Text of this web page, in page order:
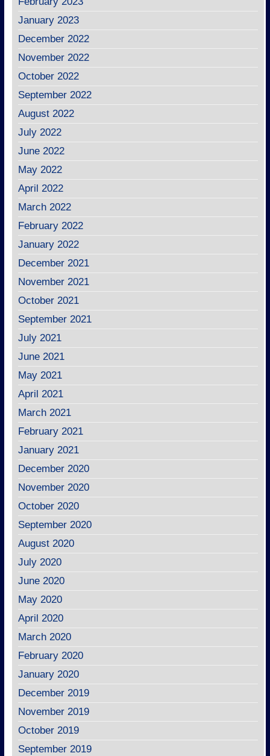
January 2023
December 2022
November 2022
October 2022
September 2022
August 2022
July 2022
June 2022
May 2022
April 2022
March 2022
February 2022
January 2022
December 2021
November 2021
October 2021
September 2021
July 2021
June 2021
May 2021
April 2021
March 2021
February 2021
January 2021
December 2020
November 2020
October 2020
September 2020
August 2020
July 2020
June 2020
May 2020
April 2020
March 2020
February 2020
January 2020
December 2019
November 2019
October 2019
September 2019